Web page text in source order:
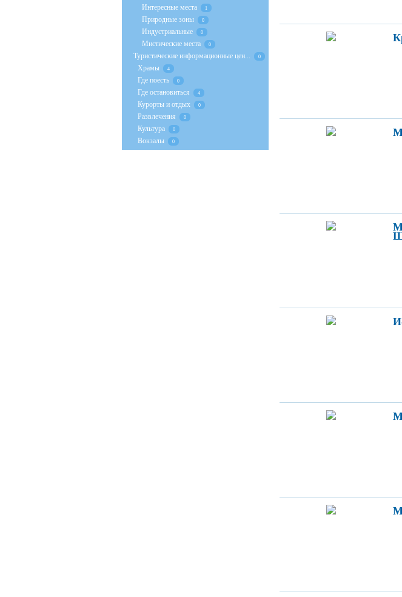
Интересные места 1
Природные зоны 0
Индустриальные 0
Мистические места 0
Туристические информационные цен... 0
Храмы 4
Где поесть 0
Где остановиться 4
Курорты и отдых 0
Развлечения 0
Культура 0
Вокзалы 0